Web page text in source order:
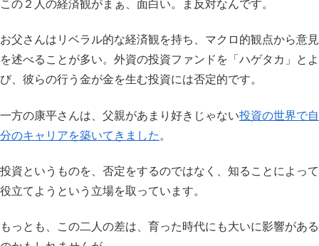
この２人の経済観がまぁ、面白い。ま反対なんです。
お父さんはリベラル的な経済観を持ち、マクロ的観点から意見
を述べることが多い。外資の投資ファンドを「ハゲタカ」とよ
び、彼らの行う金が金を生む投資には否定的です。
一方の康平さんは、父親があまり好きじゃない投資の世界で自
分のキャリアを築いてきました 。
投資というものを、否定をするのではなく、知ることによって
役立てようという立場を取っています。
もっとも、この二人の差は、育った時代にも大いに影響がある